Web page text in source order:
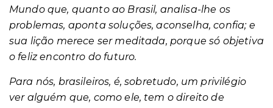
Mundo que, quanto ao Brasil, analisa-lhe os
problemas, aponta soluções, aconselha, confia; e
sua lição merece ser meditada, porque só objetiva
o feliz encontro do futuro.
Para nós, brasileiros, é, sobretudo, um privilégio
ver alguém que, como ele, tem o direito de